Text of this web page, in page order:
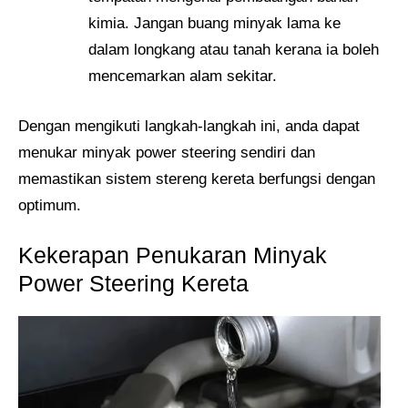
kimia. Jangan buang minyak lama ke
dalam longkang atau tanah kerana ia boleh
mencemarkan alam sekitar.
Dengan mengikuti langkah-langkah ini, anda dapat
menukar minyak power steering sendiri dan
memastikan sistem stereng kereta berfungsi dengan
optimum.
Kekerapan Penukaran Minyak
Power Steering Kereta